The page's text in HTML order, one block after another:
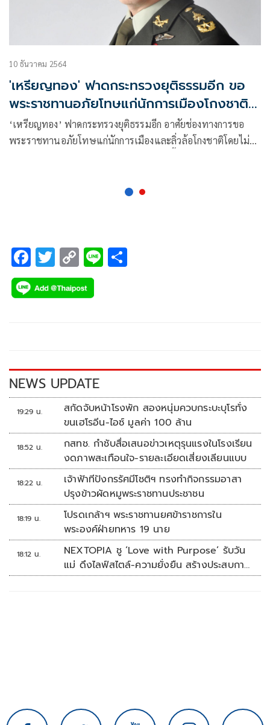
10 ธันวาคม 2564
'เหรียญทอง' ฟาดกระทรวงยุติธรรมอีก ขอ
พระราชทานอภัยโทษแก่นักการเมืองโกงชาติ
โดยไม่บังควร
‘เหรียญทอง’ ฟาดกระทรวงยุติธรรมอีก อาศัยช่องทางการขอ
พระราชทานอภัยโทษแก่นักการเมืองและลิ่วล้อโกงชาติโดยไม่
F
ac
e
k
T
wi
tt
C
o
p
k
Li
NEWS UPDATE
19:29 น.
สกัดจับหน้าโรงพัก สองหนุ่มควบกระบะบุโรทั่ง
ขนเฮโรอีน-ไอซ์ มูลค่า 100 ล้าน
18:52 น.
กสทช. กำชับสื่อเสนอข่าวเหตุรุนแรงในโรงเรียน
งดภาพสะเทือนใจ-รายละเอียดเสี่ยงเลียนแบบ
18:22 น.
เจ้าฟ้าทีปังกรรัศมีโชติฯ ทรงทำกิจกรรมอาสา
ปรุงข้าวผัดหมูพระราชทานประชาชน
18:19 น.
โปรดเกล้าฯ พระราชทานยศข้าราชการใน
พระองค์ฝ่ายทหาร 19 นาย
18:12 น.
NEXTOPIA ชู ‘Love with Purpose’ รับวัน
แม่ ดึงไลฟ์สไตล์-ความยั่งยืน สร้างประสบกา
รณ์ช้อปปิงมีความหมาย